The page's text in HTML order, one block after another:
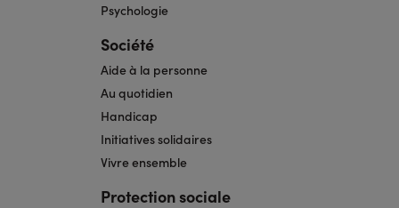
Psychologie
Société
Aide à la personne
Au quotidien
Handicap
Initiatives solidaires
Vivre ensemble
Protection sociale